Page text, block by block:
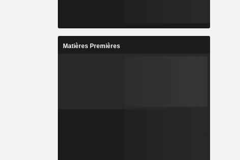
Matières Premières